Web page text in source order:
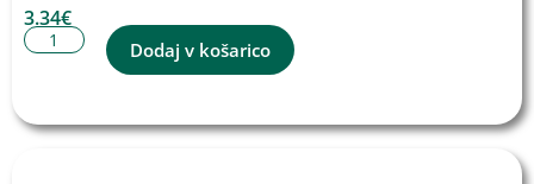
3.34€
Dodaj v košarico